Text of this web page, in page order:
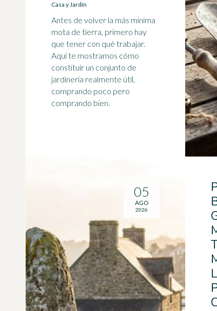
Casa y Jardín
Antes de volver la más mínima
mota de tierra, primero hay
que tener con qué trabajar.
Aquí te mostramos cómo
constituir un conjunto de
jardinería realmente útil,
comprando poco pero
comprando bien.
05
AGO
2026